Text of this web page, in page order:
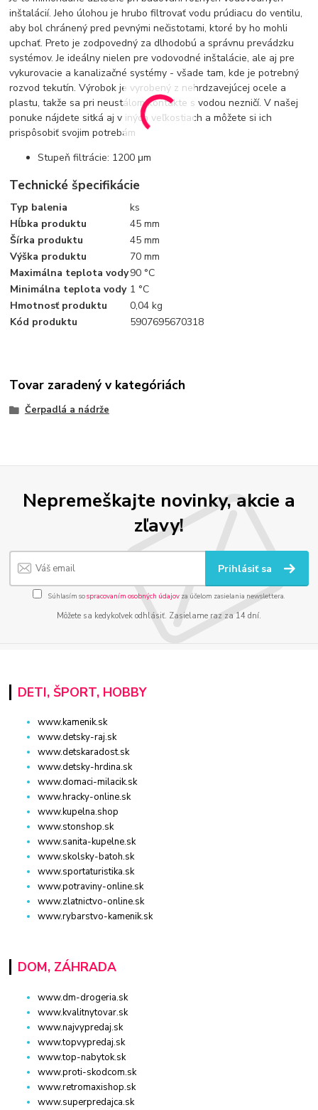
inštalácií. Jeho úlohou je hrubo filtrovať vodu prúdiacu do ventilu,
aby bol chránený pred pevnými nečistotami, ktoré by ho mohli
upchať. Preto je zodpovedný za dlhodobú a správnu prevádzku
systémov. Je ideálny nielen pre vodovodné inštalácie, ale aj pre
vykurovacie a kanalizačné systémy - všade tam, kde je potrebný
rozvod tekutín. Výrobok je vyrobený z nehrdzavejúcej ocele a
plastu, takže sa pri neustálom kontakte s vodou nezničí. V našej
ponuke nájdete sitká aj v iných veľkostiach a môžete si ich
prispôsobiť svojim potrebám
Stupeň filtrácie: 1200 μm
Technické špecifikácie
Typ balenia
ks
Hĺbka produktu
45 mm
Šírka produktu
45 mm
Výška produktu
70 mm
Maximálna teplota vody90 °C
Minimálna teplota vody 1 °C
Hmotnosť produktu
0,04 kg
Kód produktu
5907695670318
Tovar zaradený v kategóriách
Čerpadlá a nádrže
Nepremeškajte novinky, akcie a
zľavy!
Prihlásiť sa
Súhlasím sospracovaním osobných údajov za účelom zasielania newslettera.
Môžete sa kedykoľvek odhlásiť. Zasielame raz za 14 dní.
DETI, ŠPORT, HOBBY
www.kamenik.sk
www.detsky-raj.sk
www.detskaradost.sk
www.detsky-hrdina.sk
www.domaci-milacik.sk
www.hracky-online.sk
www.kupelna.shop
www.stonshop.sk
www.sanita-kupelne.sk
www.skolsky-batoh.sk
www.sportaturistika.sk
www.potraviny-online.sk
www.zlatnictvo-online.sk
www.rybarstvo-kamenik.sk
DOM, ZÁHRADA
www.dm-drogeria.sk
www.kvalitnytovar.sk
www.najvypredaj.sk
www.topvypredaj.sk
www.top-nabytok.sk
www.proti-skodcom.sk
www.retromaxishop.sk
www.superpredajca.sk